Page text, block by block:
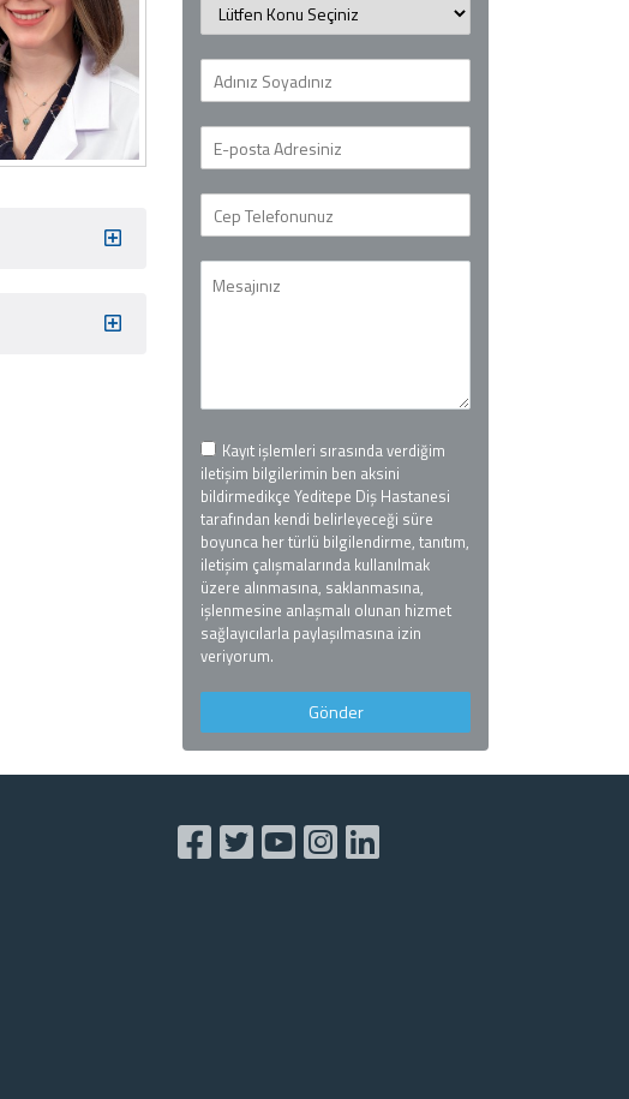
Kayıt işlemleri sırasında verdiğim
iletişim bilgilerimin ben aksini
bildirmedikçe Yeditepe Diş Hastanesi
tarafından kendi belirleyeceği süre
boyunca her türlü bilgilendirme, tanıtım,
iletişim çalışmalarında kullanılmak
üzere alınmasına, saklanmasına,
işlenmesine anlaşmalı olunan hizmet
sağlayıcılarla paylaşılmasına izin
veriyorum.